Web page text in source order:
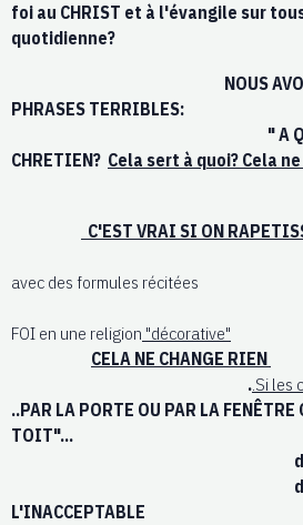
foi au CHRIST et à l'évangile sur
quotidienne?
NOUS AVONS
PHRASES TERRIBLES:
" A QUOI BON
CHRETIEN? Cela sert à quoi? Cela
C'EST VRAI SI ON
*en la
avec des formules récitées
* si on
FOI en une religion "décorative"
CELA NE CHANGE RIEN
..Si les
..PAR LA PORTE OU PAR LA FENÊTRE
TOIT"...
de
de
L'INACCEPTABLE